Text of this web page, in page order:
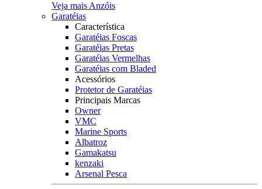
Veja mais Anzóis
Garatéias
Característica
Garatéias Foscas
Garatéias Pretas
Garatéias Vermelhas
Garatéias com Bladed
Acessórios
Protetor de Garatéias
Principais Marcas
Owner
VMC
Marine Sports
Albatroz
Gamakatsu
kenzaki
Arsenal Pesca